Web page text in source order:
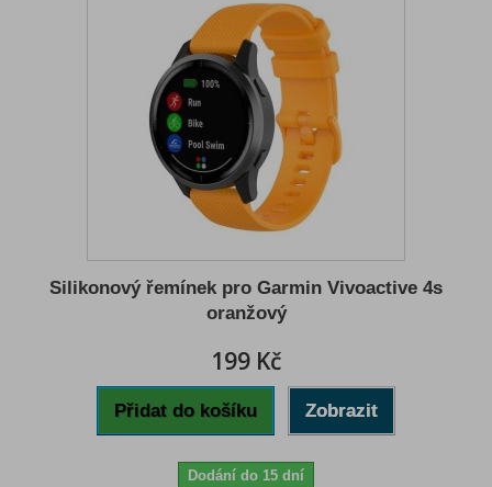
Silikonový řemínek pro Garmin Vivoactive 4s
oranžový
199 Kč
Přidat do košíku Zobrazit
Dodání do 15 dní